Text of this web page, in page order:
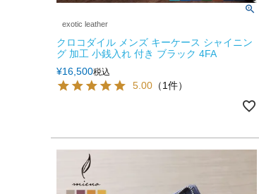
exotic leather
クロコダイル メンズ キーケース シャイニン
グ 加工 小銭入れ 付き ブラック 4FA
¥16,500税込
5.00 （1件）